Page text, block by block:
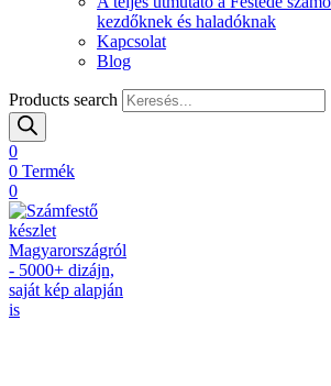
kezdőknek és haladóknak
Kapcsolat
Blog
Products search
0
0 Termék
0